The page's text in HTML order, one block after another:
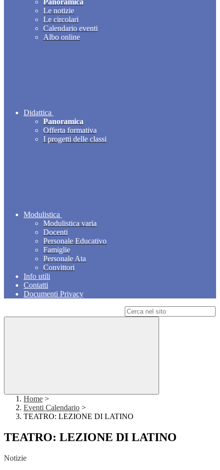
Panoramica
Le notizie
Le circolari
Calendario eventi
Albo online
Didattica
Panoramica
Offerta formativa
I progetti delle classi
Modulistica
Modulistica varia
Docenti
Personale Educativo
Famiglie
Personale Ata
Convittori
Info utili
Contatti
Documenti Privacy
Home >
Eventi Calendario >
TEATRO: LEZIONE DI LATINO
TEATRO: LEZIONE DI LATINO
Notizie